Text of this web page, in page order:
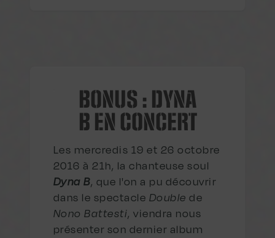
BONUS : DYNA
B EN CONCERT
Les mercredis 19 et 26 octobre
2016 à 21h, la chanteuse soul
Dyna B, que l'on a pu découvrir
dans le spectacle Double de
Nono Battesti, viendra nous
présenter son dernier album